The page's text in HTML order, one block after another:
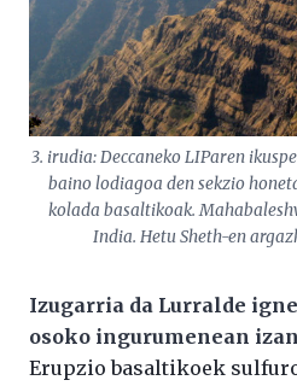
3. irudia: Deccaneko LIParen
baino lodiagoa den sekzio
kolada basaltikoak.
India. Hetu Sheth-en
Izugarria da Lurralde
osoko ingurumenean
Erupzio basaltikoek